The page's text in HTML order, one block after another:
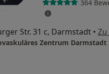
364
Str. 31 c, Darmstadt •
Zentrum Darmstadt